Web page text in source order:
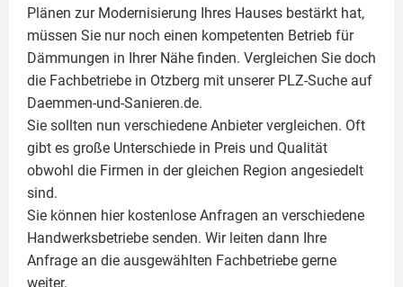
Plänen zur Modernisierung Ihres Hauses bestärkt hat,
müssen Sie nur noch einen kompetenten Betrieb für
Dämmungen in Ihrer Nähe finden. Vergleichen Sie doch
die Fachbetriebe in Otzberg mit unserer PLZ-Suche auf
Daemmen-und-Sanieren.de.
Sie sollten nun verschiedene Anbieter vergleichen. Oft
gibt es große Unterschiede in Preis und Qualität
obwohl die Firmen in der gleichen Region angesiedelt
sind.
Sie können hier kostenlose Anfragen an verschiedene
Handwerksbetriebe senden. Wir leiten dann Ihre
Anfrage an die ausgewählten Fachbetriebe gerne
weiter.